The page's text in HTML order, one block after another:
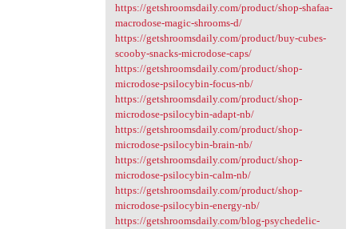
https://getshroomsdaily.com/product/shop-shafaa-
macrodose-magic-shrooms-d/
https://getshroomsdaily.com/product/buy-cubes-
scooby-snacks-microdose-caps/
https://getshroomsdaily.com/product/shop-
microdose-psilocybin-focus-nb/
https://getshroomsdaily.com/product/shop-
microdose-psilocybin-adapt-nb/
https://getshroomsdaily.com/product/shop-
microdose-psilocybin-brain-nb/
https://getshroomsdaily.com/product/shop-
microdose-psilocybin-calm-nb/
https://getshroomsdaily.com/product/shop-
microdose-psilocybin-energy-nb/
https://getshroomsdaily.com/blog-psychedelic-